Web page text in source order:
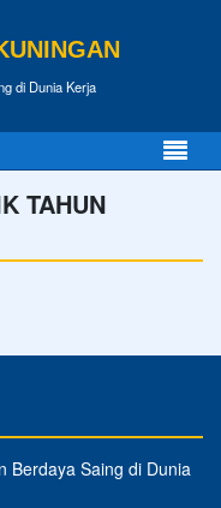
di Dunia Kerja
TAHUN
Berdaya Saing di Dunia